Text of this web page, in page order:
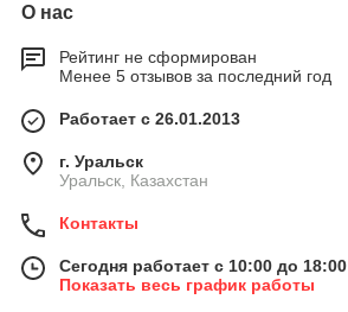
О нас
Рейтинг не сформирован
Менее 5 отзывов за последний год
Работает с 26.01.2013
г. Уральск
Уральск, Казахстан
Контакты
Сегодня работает с 10:00 до 18:00
Показать весь график работы